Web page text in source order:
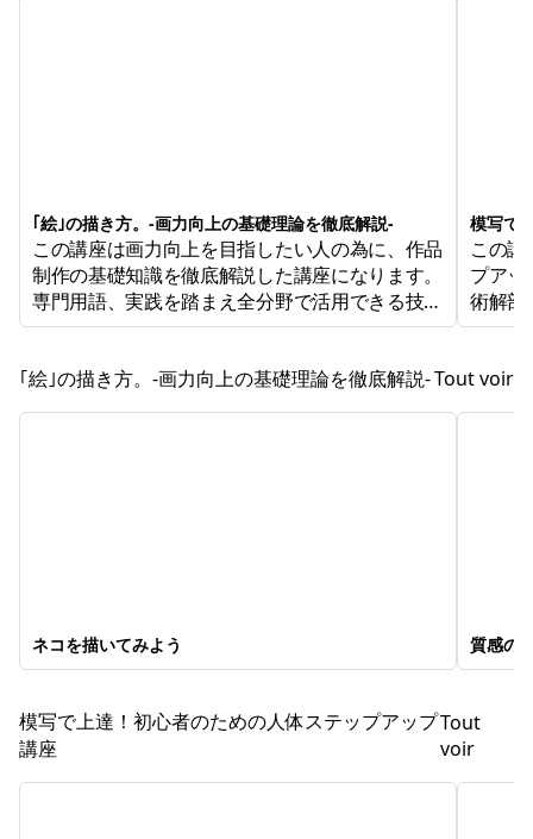
｢絵｣の描き方。-画力向上の基礎理論を徹底解説-
この講座は画力向上を目指したい人の為に、作品
制作の基礎知識を徹底解説した講座になります。
専門用語、実践を踏まえ全分野で活用できる技術
を学べます。 講座以外にも講師添削を通し具体
模写で
この
プアッ
術解剖
色塗り
｢絵｣の描き方。-画力向上の基礎理論を徹底解説-Tout voir
ネコを描いてみよう 質感の
模写で上達！初心者のための人体ステップアップ
講座
Tout
voir